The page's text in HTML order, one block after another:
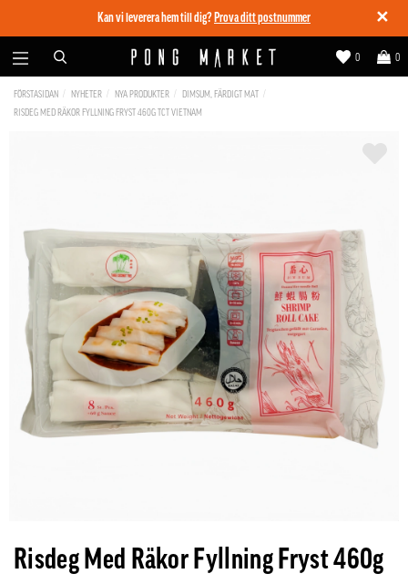
✕
Kan vi leverera hem till dig? Prova ditt postnummer
0
0
FÖRSTASIDAN NYHETER NYA PRODUKTER
DIMSUM, FÄRDIGT MAT
RISDEG MED RÄKOR FYLLNING FRYST 460G TCT VIETNAM
Risdeg Med Räkor Fyllning Fryst 460g